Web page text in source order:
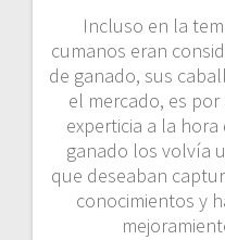
Incluso en la
cumanos eran
de ganado, sus
el mercado, es
experticia a la
ganado los volvía
que deseaban
conocimientos y